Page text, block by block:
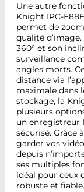
Une autre
Knight IPC-
permet de
qualité
360° et son
surveillance
angles morts.
distance via
maximale dans
stockage, la
plusieurs
un enregistreur
sécurisé. Grâce
garder vos
depuis
ses multiples
idéal pour ceux
robuste et fiable.